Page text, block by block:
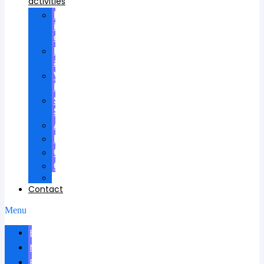
Participation
in
councils
Research
advisees
Visiting
Lectures
Scientific
School
Awards
Patents
Certificates
Contracts
Contact
Menu
Biography
News